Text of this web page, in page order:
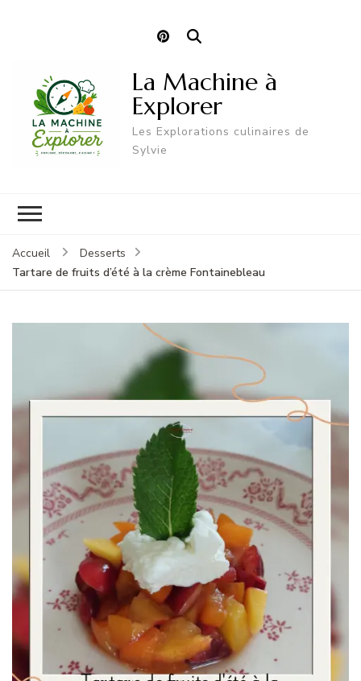
La Machine à
Explorer
Les Explorations culinaires de
Sylvie
Accueil
Desserts
Tartare de fruits d’été à la crème Fontainebleau